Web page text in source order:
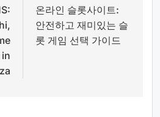
온라인 슬롯사이트:
안전하고 재미있는 슬
롯 게임 선택 가이드